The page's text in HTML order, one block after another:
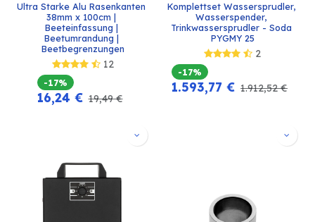
Ultra Starke Alu Rasenkanten
38mm x 100cm |
Beeteinfassung |
Beetumrandung |
Beetbegrenzungen
12
-17%
16,24 € 19,49€
Komplettset Wassersprudler,
Wasserspender,
Trinkwassersprudler - Soda
PYGMY 25
2
-17%
1.593,77 € 1.912,52€